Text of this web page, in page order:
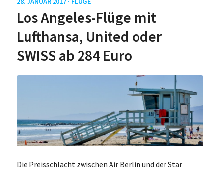
Los Angeles-Flüge mit
Lufthansa, United oder
SWISS ab 284 Euro
Die Preisschlacht zwischen Air Berlin und der Star